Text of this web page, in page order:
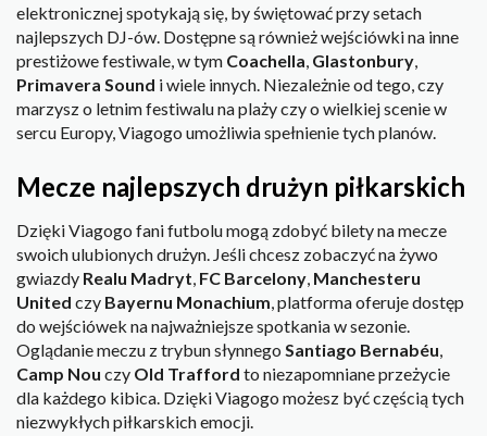
elektronicznej spotykają się, by świętować przy setach
najlepszych DJ-ów. Dostępne są również wejściówki na inne
prestiżowe festiwale, w tym Coachella Glastonbury
Primavera Sound i wiele innych. Niezależnie od tego, czy
marzysz o letnim festiwalu na plaży czy o wielkiej scenie w
sercu Europy, Viagogo umożliwia spełnienie tych planów.
Mecze najlepszych drużyn piłkarskich
Dzięki Viagogo fani futbolu mogą zdobyć bilety na mecze
swoich ulubionych drużyn. Jeśli chcesz zobaczyć na żywo
gwiazdy Realu Madryt, FC Barcelony, Manchesteru
United czy Bayernu Monachium, platforma oferuje dostęp
do wejściówek na najważniejsze spotkania w sezonie.
Oglądanie meczu z trybun słynnego Santiago Bernabéu,
Camp Nou czy Old Trafford to niezapomniane przeżycie
dla każdego kibica. Dzięki Viagogo możesz być częścią tych
niezwykłych piłkarskich emocji.